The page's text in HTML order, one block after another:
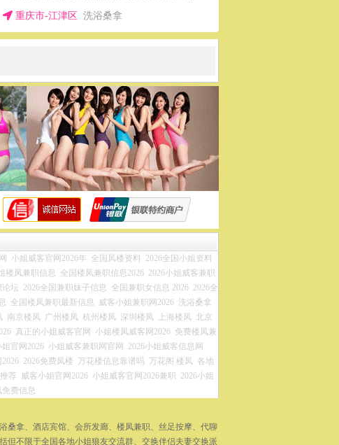
重庆市-江津区 洗浴桑拿
小姐威客官网2026年 全国凤楼资料
2026全国小姐资料
楼凤兼职信息 全国楼凤兼职信息2026 2026小姐威客兼职
论坛 2026全国兼职妹子信息 全国兼职女信息 2026 2026全
全国楼凤兼职最新信息 威客小姐兼职网2026 洗浴桑拿
南京楼凤 广州楼凤 杭州楼凤 深圳楼凤 上海楼凤 北京
真正的小姐威客官网 小姐楼凤威客网2026 免费楼凤兼
官网2026 小姐威客兼职网官网
2026小姐威客信息网
2026免费凤楼 万花楼信息靠谱吗 万花阁 楼凤 各地
荐 威客小姐官网2026 小姐威客官网2026兼职 2026小姐
费信息
桑拿、酒店宾馆、会所发廊、楼凤兼职、丝足按摩、代聊
但不限于全国各地小姐狼友交流群、交换伴侣夫妻交换派